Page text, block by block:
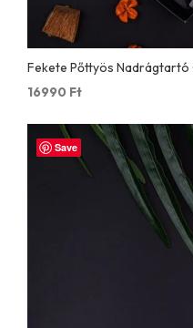
Fekete Pőttyös
16990 Ft
Save